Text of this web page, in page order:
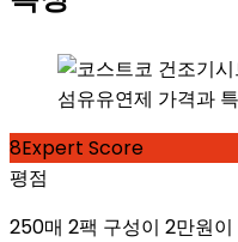
8Expert Score
평점
250매 2팩 구성이 2만원